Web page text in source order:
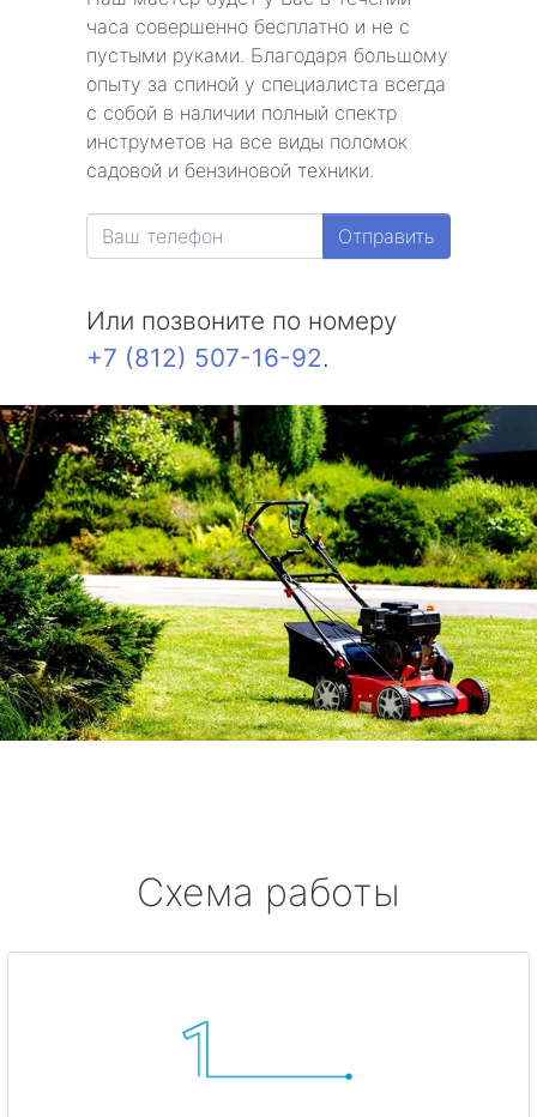
часа совершенно бесплатно и не с
пустыми руками. Благодаря большому
опыту за спиной у специалиста всегда
с собой в наличии полный спектр
инструметов на все виды поломок
садовой и бензиновой техники.
Отправить
Или позвоните по номеру
+7 (812) 507-16-92.
Схема работы